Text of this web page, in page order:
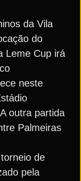
da Vila
do
Leme Cup irá
neste
outra partida
Palmeiras
de
pela